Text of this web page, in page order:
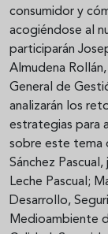
consumidor y
acogiéndose al
participarán
Almudena
General de
analizarán los
estrategias para
sobre este tema
Sánchez
Leche Pascual;
Desarrollo,
Medioambiente